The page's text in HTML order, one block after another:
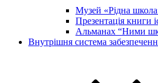
Музей «Рідна
Презентація книги
Альманах “Ними
Внутрішня система